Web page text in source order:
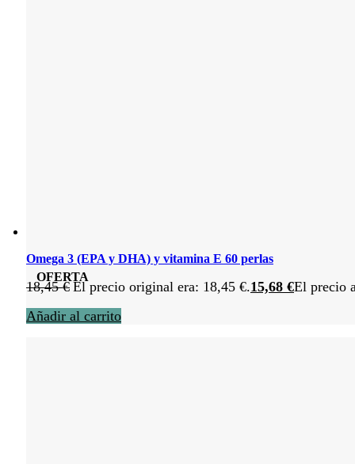
OFERTA
Omega 3 (EPA y DHA) y vitamina E 60 perlas
18,45€ El precio original era: 18,45 €.15,68 €El precio
Añadir al carrito